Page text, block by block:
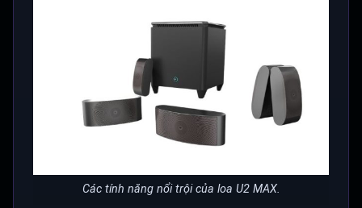
Các tính năng nổi trội của loa U2 MAX.